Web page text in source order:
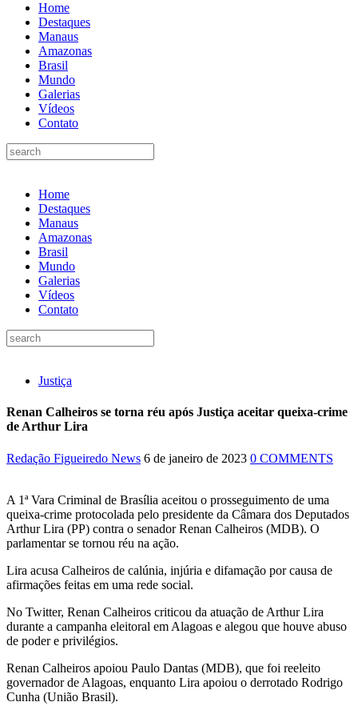
10:32 Rússia destrói grandes depósitos de armas da OTAN na
Ucrânia
10:26 Estado Unidos estão furiosos com o retorno da Síria ao
mundo árabe e ameaçam aliados
10:11 Homem é executado a tiros dentro da própria residência em
Manaus
10:00Linha Direta exibe vídeo com o corpo do menino Henry
Borel
Faustão deixa Band após 1 ano e meio na emissora
Padrasto é pego assinando OnlyFans de enteada: “Me via
fazendo sexo”
Vídeo de Zezé di Camargo desafinando viraliza e fãs
lamentam: “Luto”
Postos serão fiscalizados para garantir queda nos preços, diz
ministro
crianças
Constituição e Lei Maria da Penha ganham tradução em
idioma indígena
18/5
atender crianças e adolescentes vítimas de violência
13:24Dia Mundial da Hipertensão: SES-AM orienta sobre
prevenção e tratamento adequado da doença
13:19Professores do AM entram em greve e cobram reajuste salarial
de 25%
13:14Boi Caprichoso lança vídeos gravados pelos dançarinos da
Troup Caprichoso e Corpo de Dança Caprichoso (CDC)
13:07 Greve de ônibus é suspensa a pedido do prefeito de Manaus
Home
Destaques
Manaus
Amazonas
Brasil
Mundo
Galerias
Vídeos
Contato
Home
Destaques
Manaus
Amazonas
Brasil
Mundo
Galerias
Vídeos
Contato
Justiça
Renan Calheiros se torna réu após Justiça aceitar queixa-crime
de Arthur Lira
Redação Figueiredo News 6 de janeiro de 2023 0 COMMENTS
A 1ª Vara Criminal de Brasília aceitou o prosseguimento de uma
queixa-crime protocolada pelo presidente da Câmara dos Deputados
Arthur Lira (PP) contra o senador Renan Calheiros (MDB). O
parlamentar se tornou réu na ação.
Lira acusa Calheiros de calúnia, injúria e difamação por causa de
afirmações feitas em uma rede social.
No Twitter, Renan Calheiros criticou da atuação de Arthur Lira
durante a campanha eleitoral em Alagoas e alegou que houve abuso
de poder e privilégios.
Renan Calheiros apoiou Paulo Dantas (MDB), que foi reeleito
governador de Alagoas, enquanto Lira apoiou o derrotado Rodrigo
Cunha (União Brasil).